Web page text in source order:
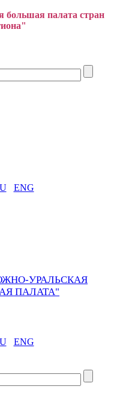
большая палата стран
а"
ENG
УРАЛЬСКАЯ
ПАЛАТА"
ENG